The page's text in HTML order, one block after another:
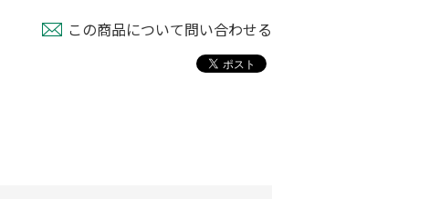
この商品について問い合わせる